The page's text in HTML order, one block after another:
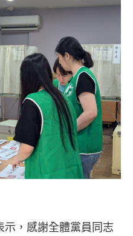
，感謝全體黨員同志